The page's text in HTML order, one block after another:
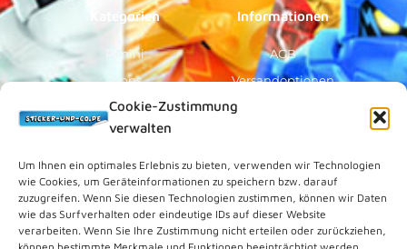
Cookie-Zustimmung
verwalten
Um Ihnen ein optimales Erlebnis zu bieten, verwenden wir Technologien
wie Cookies, um Geräteinformationen zu speichern bzw. darauf
zuzugreifen. Wenn Sie diesen Technologien zustimmen, können wir Daten
wie das Surfverhalten oder eindeutige IDs auf dieser Website
verarbeiten. Wenn Sie Ihre Zustimmung nicht erteilen oder zurückziehen,
Kategorien
Panini
Topps
Blue Ocean
Sammelfiguren
Vorverkauf
Informationen
AGB
Versandoptionen
Zahlungsoptionen
Über Uns
Rechtliches
Kundenkonto